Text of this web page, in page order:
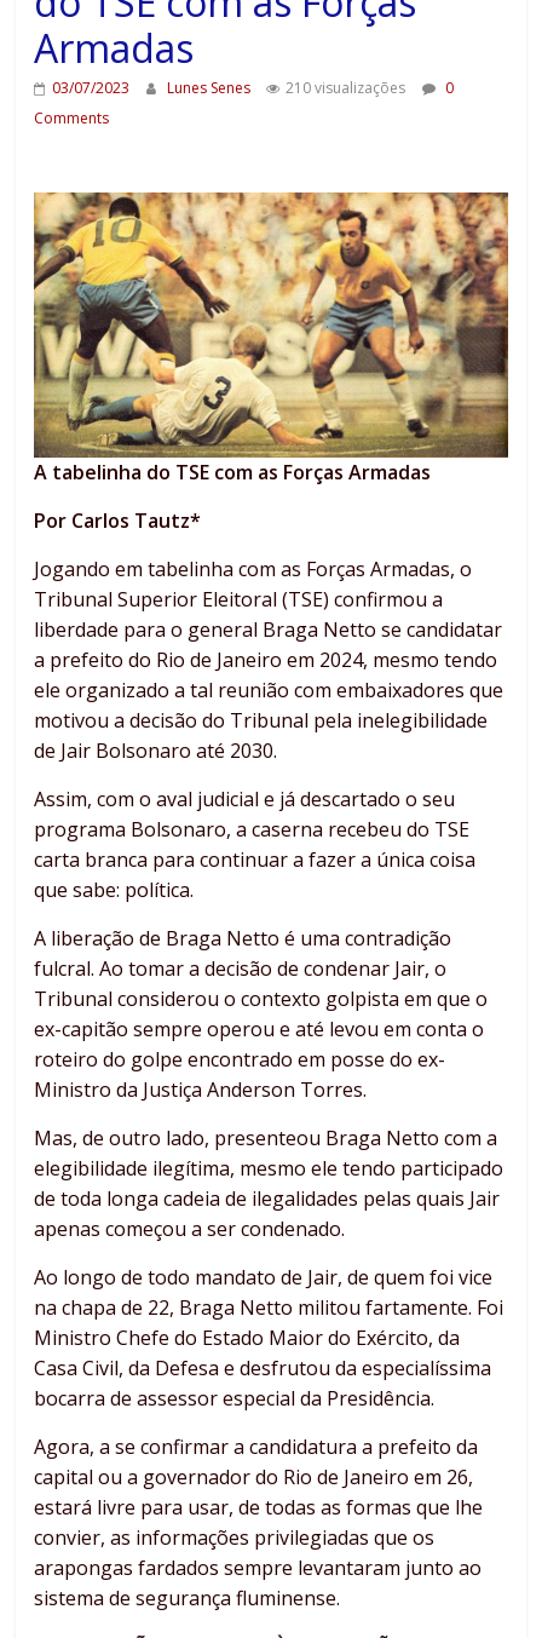
Armadas
03/07/2023 Lunes Senes 210 visualizações
0
Comments
A tabelinha do TSE com as Forças Armadas
Por Carlos Tautz*
Jogando em tabelinha com as Forças Armadas, o
Tribunal Superior Eleitoral (TSE) confirmou a
liberdade para o general Braga Netto se candidatar
a prefeito do Rio de Janeiro em 2024, mesmo tendo
ele organizado a tal reunião com embaixadores que
motivou a decisão do Tribunal pela inelegibilidade
de Jair Bolsonaro até 2030.
Assim, com o aval judicial e já descartado o seu
programa Bolsonaro, a caserna recebeu do TSE
carta branca para continuar a fazer a única coisa
que sabe: política.
A liberação de Braga Netto é uma contradição
fulcral. Ao tomar a decisão de condenar Jair, o
Tribunal considerou o contexto golpista em que o
ex-capitão sempre operou e até levou em conta o
roteiro do golpe encontrado em posse do ex-
Ministro da Justiça Anderson Torres.
Mas, de outro lado, presenteou Braga Netto com a
elegibilidade ilegítima, mesmo ele tendo participado
de toda longa cadeia de ilegalidades pelas quais Jair
apenas começou a ser condenado.
Ao longo de todo mandato de Jair, de quem foi vice
na chapa de 22, Braga Netto militou fartamente. Foi
Ministro Chefe do Estado Maior do Exército, da
Casa Civil, da Defesa e desfrutou da especialíssima
bocarra de assessor especial da Presidência.
Agora, a se confirmar a candidatura a prefeito da
capital ou a governador do Rio de Janeiro em 26,
estará livre para usar, de todas as formas que lhe
convier, as informações privilegiadas que os
arapongas fardados sempre levantaram junto ao
sistema de segurança fluminense.